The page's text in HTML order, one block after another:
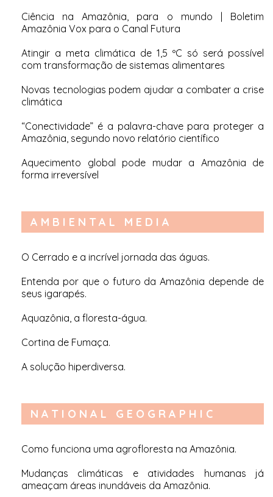
Ciência na Amazônia, para o mundo | Boletim
Amazônia Vox para o Canal Futura
Atingir a meta climática de 1,5 ºC só será possível
com transformação de sistemas alimentares
Novas tecnologias podem ajudar a combater a crise
climática
“Conectividade” é a palavra-chave para proteger a
Amazônia, segundo novo relatório científico
Aquecimento global pode mudar a Amazônia de
forma irreversível
AMBIENTAL MEDIA
O Cerrado e a incrível jornada das águas.
Entenda por que o futuro da Amazônia depende de
seus igarapés.
Aquazônia, a floresta-água.
Cortina de Fumaça.
A solução hiperdiversa.
NATIONAL GEOGRAPHIC
Como funciona uma agrofloresta na Amazônia.
Mudanças climáticas e atividades humanas já
ameaçam áreas inundáveis da Amazônia.